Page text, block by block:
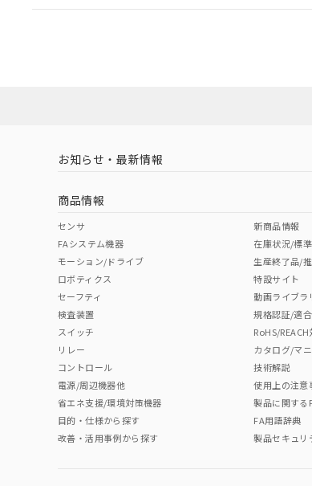
EU RoHS 注意事項・凡例
中国 RoHS 注意事項・凡例
中国 RoHS表
Pb Hg
"対応済み"や非含有の記載がされた商品であって
非含有品が必要な際は、弊社営業部門もしくは販
お知らせ・最新情報
商品情報
センサ
FAシステム機器
モーション/ドライブ
ロボティクス
セーフティ
検査装置
スイッチ
リレー
コントロール
電源/周辺機器他
省エネ支援/環境対策機器
目的・仕様から探す
改善・活用事例から探す
新商品情報
在庫状況/標
生産終了品/
特設サイト
動画ライブラ
規格認証/適合
RoHS/
カタログ/マ
技術解説
使用上の注意
製品に関する
FA用語辞典
製品セキュリ